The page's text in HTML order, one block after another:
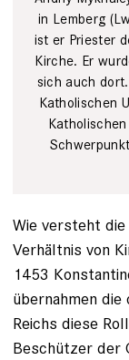
in Lemberg
ist er Priester
Kirche. Er
sich auch
Katholischen
Wie versteht
Verhältnis von
1453
übernahmen
Reichs diese
Beschützer der